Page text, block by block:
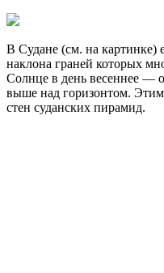
В Судане (см. на картинке)
наклона граней которых
Солнце в день весеннее —
выше над горизонтом. Этим
стен суданских пирамид.